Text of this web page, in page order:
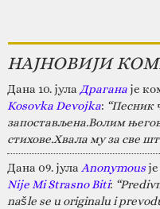
НАЈНОВИЈИ
Дана 10. јула Драганаје
Kosovka Devojka: “Песник
запостављена.Волим
стихове.Хвала му за све
Дана 09. јула Anonymous
Nije Mi Strasno Biti:
našle se u originalu i